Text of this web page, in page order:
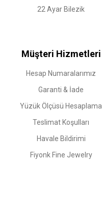
22 Ayar Bilezik
Müşteri Hizmetleri
Hesap Numaralarımız
Garanti & İade
Yüzük Ölçüsü Hesaplama
Teslimat Koşulları
Havale Bildirimi
Fiyonk Fine Jewelry